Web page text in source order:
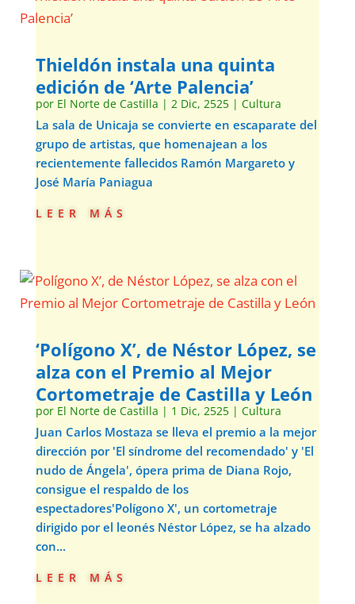
Thieldón instala una quinta
edición de ‘Arte Palencia’
por El Norte de Castilla | 2 Dic, 2525| Cultura
La sala de Unicaja se convierte en escaparate del
grupo de artistas, que homenajean a los
recientemente fallecidos Ramón Margareto y
José María Paniagua
leer más
‘Polígono X’, de Néstor López, se
alza con el Premio al Mejor
Cortometraje de Castilla y León
por El Norte de Castilla | 1 Dic, 2525| Cultura
Juan Carlos Mostaza se lleva el premio a la mejor
dirección por 'El síndrome del recomendado' y 'El
nudo de Ángela', ópera prima de Diana Rojo,
consigue el respaldo de los
espectadores'Polígono X', un cortometraje
dirigido por el leonés Néstor López, se ha alzado
con...
leer más